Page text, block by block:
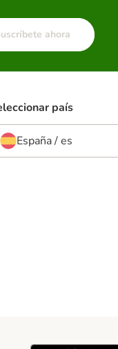
ahora
país
España / es